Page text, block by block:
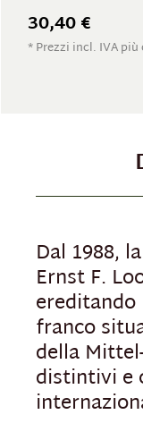
30,40 €
* Prezzi incl. IVA
Dal 1988,
Ernst F.
ereditando
franco
della
distintivi e